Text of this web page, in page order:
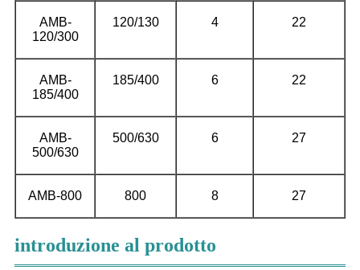
AMB-
120/300
120/130 4 22
AMB-
185/400
185/400 6 22
AMB-
500/630
500/630 6 27
AMB-800 800 8 27
introduzione al prodotto